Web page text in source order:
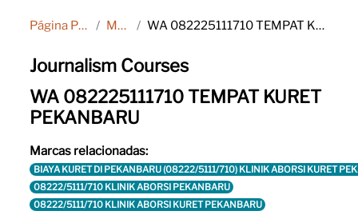
Página Principal Marcas WA 082225111710 TEMPAT KURET PEKANBARU
Journalism Courses
WA 082225111710 TEMPAT KURET
PEKANBARU
Marcas relacionadas:
BIAYA KURET DI PEKANBARU (08222/5111/710) KLINIK ABORSI KURET
08222/5111/710 KLINIK ABORSI PEKANBARU
08222/5111/710 KLINIK ABORSI KURET PEKANBARU